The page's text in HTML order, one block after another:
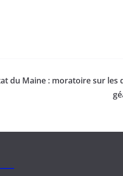
du Maine : moratoire sur les